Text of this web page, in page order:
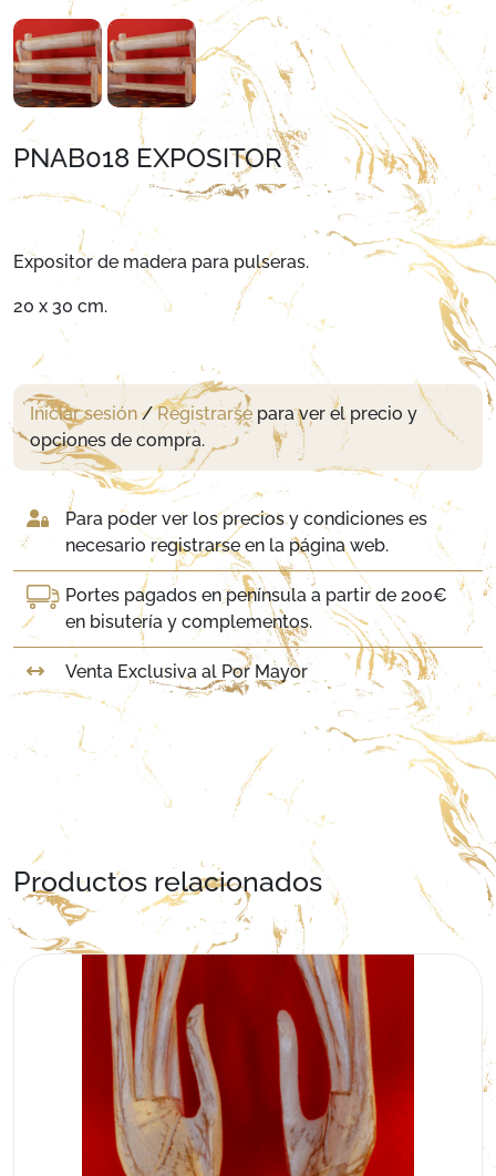
PNAB018 EXPOSITOR
Expositor de madera para pulseras.
20 x 30 cm.
Iniciar sesión/Registrarse para ver el precio y
opciones de compra.
Para poder ver los precios y condiciones es
necesario registrarse en la página web.
Portes pagados en península a partir de 200€
en bisutería y complementos.
Venta Exclusiva al Por Mayor
Productos relacionados